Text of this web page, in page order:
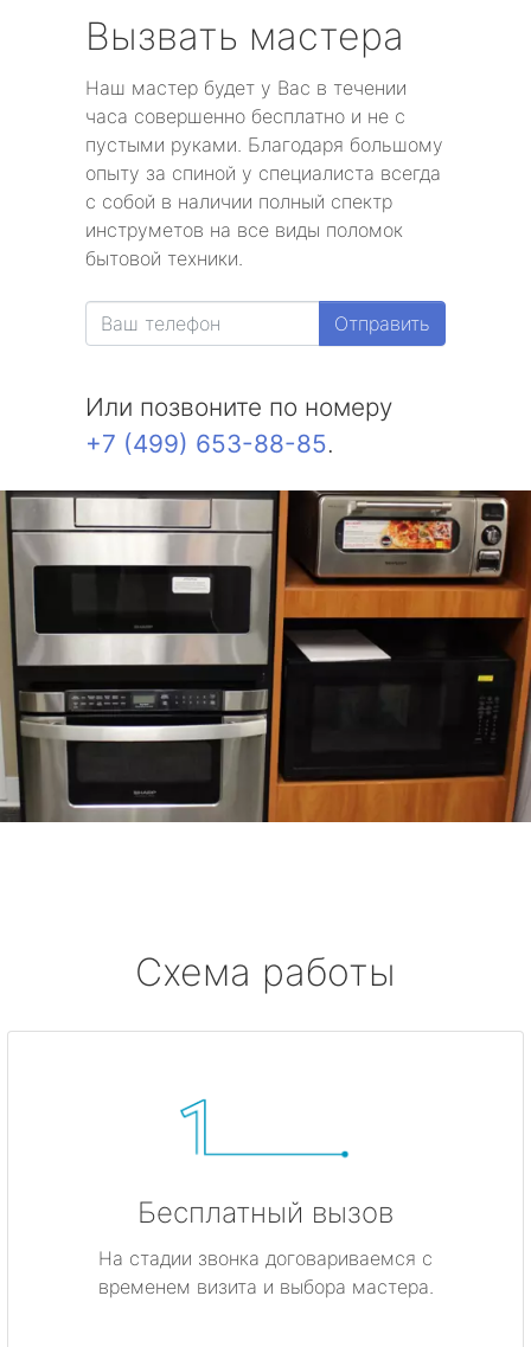
Вызвать мастера
Наш мастер будет у Вас в течении
часа совершенно бесплатно и не с
пустыми руками. Благодаря большому
опыту за спиной у специалиста всегда
с собой в наличии полный спектр
инструметов на все виды поломок
бытовой техники.
Отправить
Или позвоните по номеру
+7 (499) 653-88-85.
Схема работы
Бесплатный вызов
На стадии звонка договариваемся с
временем визита и выбора мастера.